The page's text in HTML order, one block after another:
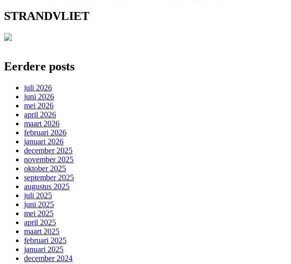
STRANDVLIET
Eerdere posts
juli 2026
juni 2026
mei 2026
april 2026
maart 2026
februari 2026
januari 2026
december 2025
november 2025
oktober 2025
september 2025
augustus 2025
juli 2025
juni 2025
mei 2025
april 2025
maart 2025
februari 2025
januari 2025
december 2024